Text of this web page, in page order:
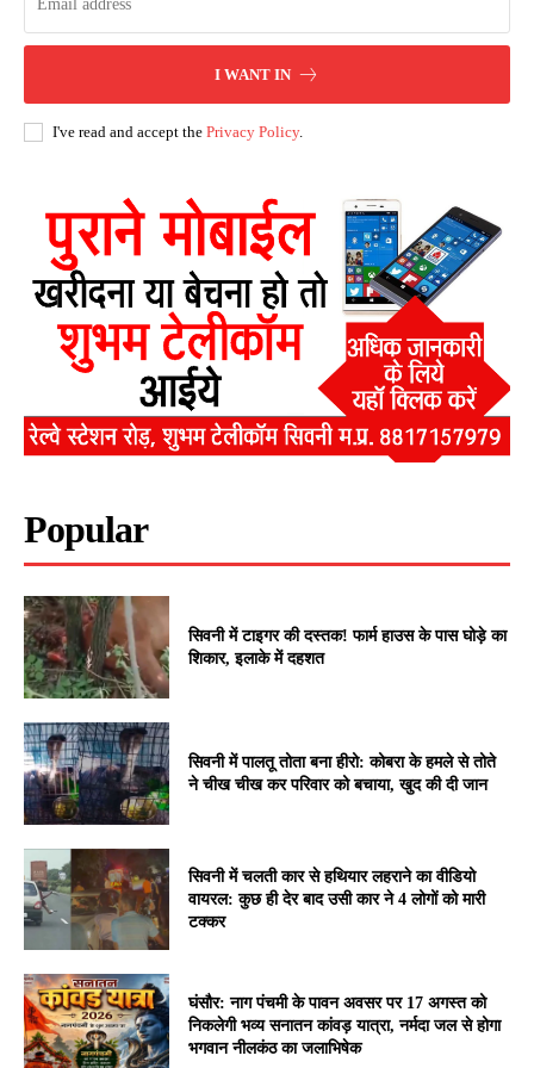
I WANT IN
I've read and accept the Privacy Policy.
Popular
सिवनी में टाइगर की दस्तक! फार्म हाउस के पास घोड़े का
शिकार, इलाके में दहशत
सिवनी में पालतू तोता बना हीरो: कोबरा के हमले से तोते
ने चीख चीख कर परिवार को बचाया, खुद की दी जान
सिवनी में चलती कार से हथियार लहराने का वीडियो
वायरल: कुछ ही देर बाद उसी कार ने 4 लोगों को मारी
टक्कर
घंसौर: नाग पंचमी के पावन अवसर पर 17 अगस्त को
निकलेगी भव्य सनातन कांवड़ यात्रा, नर्मदा जल से होगा
भगवान नीलकंठ का जलाभिषेक